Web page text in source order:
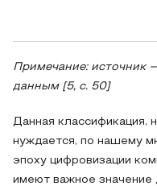
Примечание: источник
данным [5, с. 50]
Данная классификация,
нуждается, по нашему
эпоху цифровизации
имеют важное значение